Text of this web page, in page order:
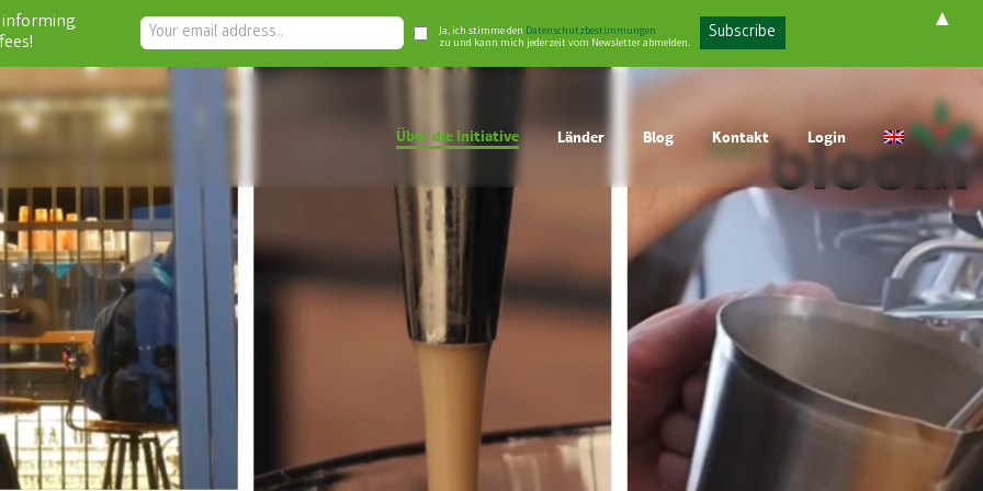
Über die Initiative Länder Blog Kontakt Login
informing
Ja, ich stimme den Datenschutzbestimmungen
zu und kann mich jederzeit vom Newsletter abmelden.
▲